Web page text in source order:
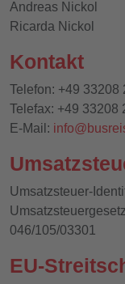
Andreas Nickol
Ricarda Nickol
Kontakt
Telefon: +49 33208
Telefax: +49 33208
E-Mail:
Umsatzsteuer-
046/105/03301
EU-